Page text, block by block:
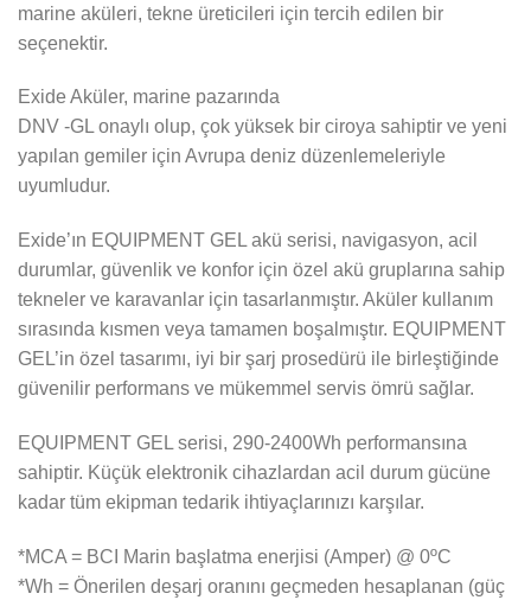
marine aküleri, tekne üreticileri için tercih edilen bir
seçenektir.
Exide Aküler, marine pazarında
DNV -GL onaylı olup, çok yüksek bir ciroya sahiptir ve yeni
yapılan gemiler için Avrupa deniz düzenlemeleriyle
uyumludur.
Exide’ın EQUIPMENT GEL akü serisi, navigasyon, acil
durumlar, güvenlik ve konfor için özel akü gruplarına sahip
tekneler ve karavanlar için tasarlanmıştır. Aküler kullanım
sırasında kısmen veya tamamen boşalmıştır. EQUIPMENT
GEL’in özel tasarımı, iyi bir şarj prosedürü ile birleştiğinde
güvenilir performans ve mükemmel servis ömrü sağlar.
EQUIPMENT GEL serisi, 290-2400Wh performansına
sahiptir. Küçük elektronik cihazlardan acil durum gücüne
kadar tüm ekipman tedarik ihtiyaçlarınızı karşılar.
*MCA = BCI Marin başlatma enerjisi (Amper) @ 0ºC
*Wh = Önerilen deşarj oranını geçmeden hesaplanan (güç